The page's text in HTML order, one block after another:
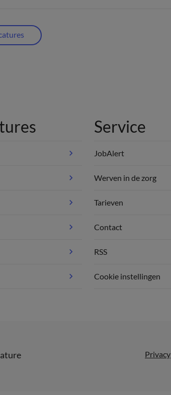
Service
JobAlert
Werven in de zorg
Tarieven
Contact
RSS
Cookie instellingen
Privacy